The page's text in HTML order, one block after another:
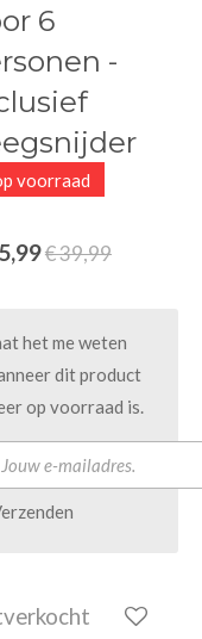
6
-
voorraad
€ 39,99
het me weten
dit product
op voorraad is.